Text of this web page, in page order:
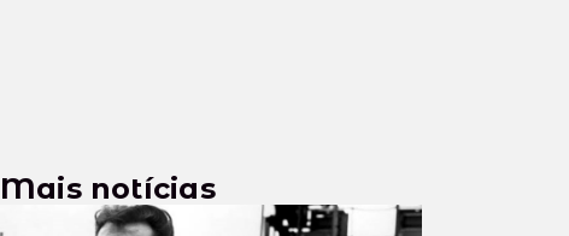
Mais notícias